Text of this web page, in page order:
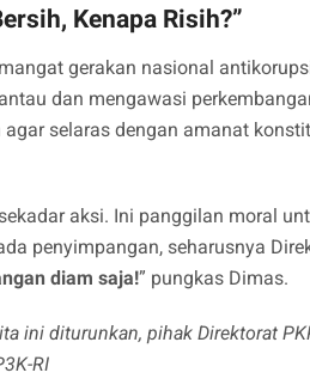
Kenapa Risih?”
gerakan nasional
dan mengawasi
agar selaras dengan amanat
aksi. Ini panggilan moral
penyimpangan, seharusnya
diam saja!” pungkas Dimas.
ini diturunkan, pihak Direktorat
RI